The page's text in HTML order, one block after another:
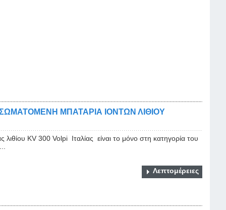
ΜΠΑΤΑΡΙΑ ΙΟΝΤΩΝ ΛΙΘΙΟΥ
KV 300 Volpi Ιταλίας είναι το μόνο στη κατηγορία του
Λεπτομέρειες